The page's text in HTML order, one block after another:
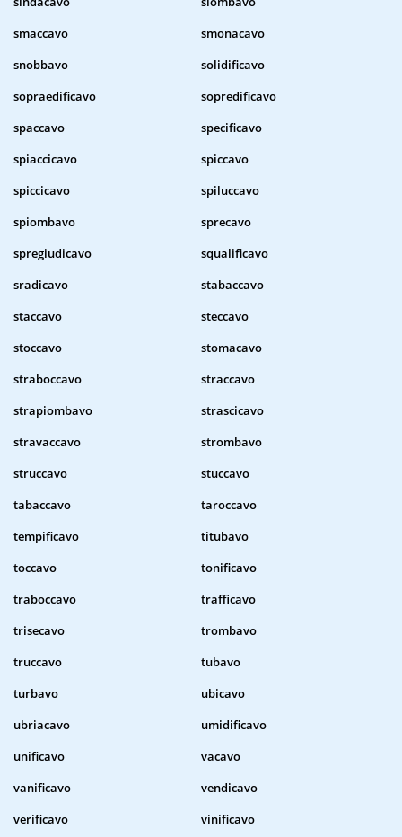
smaccavo
smonacavo
snobbavo
solidificavo
sopraedificavo
sopredificavo
spaccavo
specificavo
spiaccicavo
spiccavo
spiccicavo
spiluccavo
spiombavo
sprecavo
spregiudicavo
squalificavo
sradicavo
stabaccavo
staccavo
steccavo
stoccavo
stomacavo
straboccavo
straccavo
strapiombavo
strascicavo
stravaccavo
strombavo
struccavo
stuccavo
tabaccavo
taroccavo
tempificavo
titubavo
toccavo
tonificavo
traboccavo
trafficavo
trisecavo
trombavo
truccavo
tubavo
turbavo
ubicavo
ubriacavo
umidificavo
unificavo
vacavo
vanificavo
vendicavo
verificavo
vinificavo